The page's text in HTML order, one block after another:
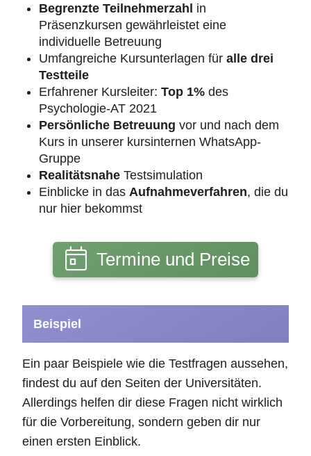
Begrenzte Teilnehmerzahl in
Präsenzkursen gewährleistet eine
individuelle Betreuung
Umfangreiche Kursunterlagen für alle drei
Testteile
Erfahrener Kursleiter: Top 1% des
Psychologie-AT 2021
Persönliche Betreuung vor und nach dem
Kurs in unserer kursinternen WhatsApp-
Gruppe
Realitätsnahe Testsimulation
Einblicke in das Aufnahmeverfahren, die du
nur hier bekommst
Termine und Preise
Beispiel
Ein paar Beispiele wie die Testfragen aussehen,
findest du auf den Seiten der Universitäten.
Allerdings helfen dir diese Fragen nicht wirklich
für die Vorbereitung, sondern geben dir nur
einen ersten Einblick.